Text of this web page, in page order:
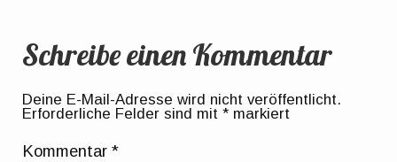
Schreibe einen Kommentar
Deine E-Mail-Adresse wird nicht veröffentlicht.
Erforderliche Felder sind mit* markiert
Kommentar*